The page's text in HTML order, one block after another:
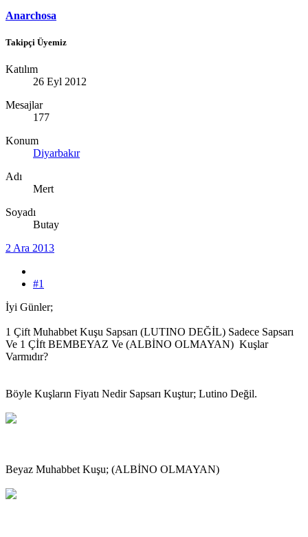
Anarchosa
Takipçi Üyemiz
Katılım
26 Eyl 2012
Mesajlar
177
Konum
Diyarbakır
Adı
Mert
Soyadı
Butay
2 Ara 2013
#1
İyi Günler;
1 Çift Muhabbet Kuşu Sapsarı (LUTINO DEĞİL) Sadece Sapsarı
Ve 1 Çİft BEMBEYAZ Ve (ALBİNO OLMAYAN) Kuşlar
Varmıdır?
Böyle Kuşların Fiyatı Nedir Sapsarı Kuştur; Lutino Değil.
Beyaz Muhabbet Kuşu; (ALBİNO OLMAYAN)